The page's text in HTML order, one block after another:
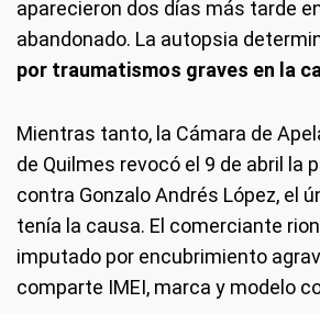
aparecieron dos días más tarde
abandonado. La autopsia
por traumatismos graves en la
Mientras tanto, la Cámara de
de Quilmes revocó el 9 de abril la
contra Gonzalo Andrés López, el
tenía la causa. El comerciante
imputado por encubrimiento
comparte IMEI, marca y modelo